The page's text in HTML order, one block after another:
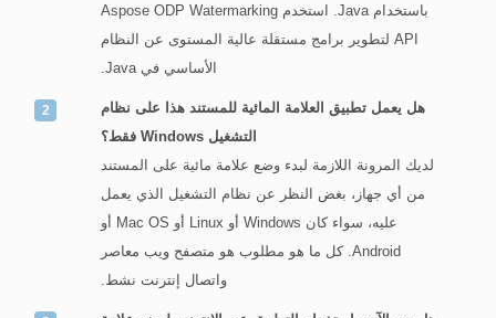
باستخدام Java. استخدم Aspose ODP Watermarking
API لتطوير برامج مستقلة عالية المستوى عن النظام
الأساسي في Java.
هل يعمل تطبيق العلامة المائية للمستند هذا على نظام
التشغيل Windows فقط؟
لديك المرونة اللازمة لبدء وضع علامة مائية على المستند
من أي جهاز، بغض النظر عن نظام التشغيل الذي يعمل
عليه، سواء كان Windows أو Linux أو Mac OS أو
Android. كل ما هو مطلوب هو متصفح ويب معاصر
واتصال إنترنت نشط.